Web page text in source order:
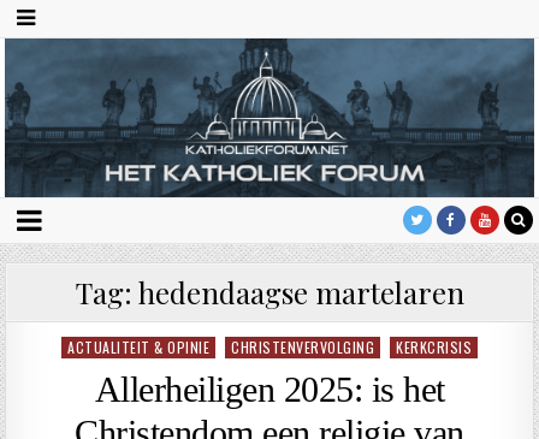
Tag: hedendaagse martelaren
Geplaatst
ACTUALITEIT & OPINIE CHRISTENVERVOLGING KERKCRISIS
Allerheiligen 2025: is het